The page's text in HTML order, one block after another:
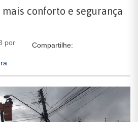
conforto e segurança
por
Compartilhe: